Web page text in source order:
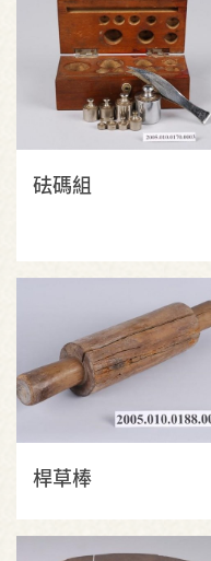
砝碼組
桿草棒